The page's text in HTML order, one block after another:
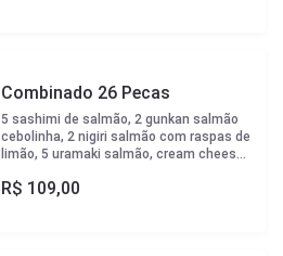
Combinado 26 Pecas
5 sashimi de salmão, 2 gunkan salmão
cebolinha, 2 nigiri salmão com raspas de
limão, 5 uramaki salmão, cream cheese,
com sweet chilli, 4 hossoamaki filadelfia
R$ 109,00